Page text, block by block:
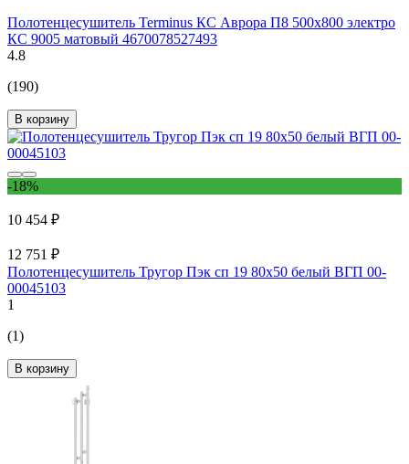
Полотенцесушитель Terminus КС Аврора П8 500x800 электро
КС 9005 матовый 4670078527493
4.8
(190)
В корзину
-18%
10 454 ₽
12 751 ₽
Полотенцесушитель Тругор Пэк сп 19 80x50 белый ВГП 00-
00045103
1
(1)
В корзину